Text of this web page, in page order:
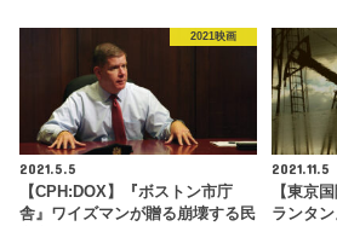
2021映画
2021.5.5
【CPH:DOX】『ボストン市庁
舎』ワイズマンが贈る崩壊する民
2021.11.5
【東京
ランタ